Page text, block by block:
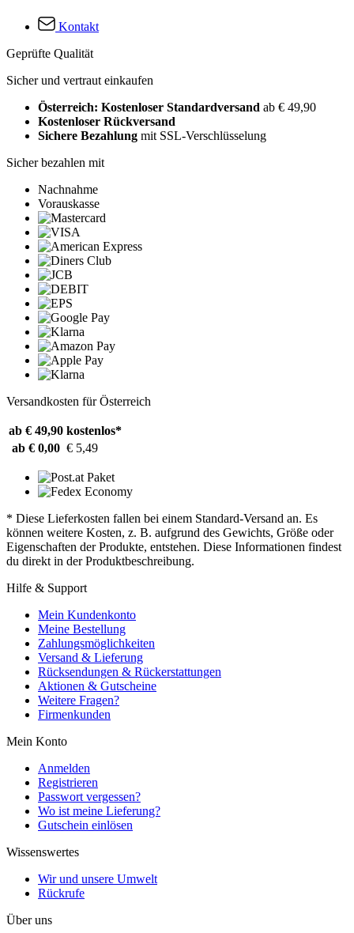
Kontakt
Geprüfte Qualität
Sicher und vertraut einkaufen
Österreich: Kostenloser Standardversand ab € 49,90
Kostenloser Rückversand
Sichere Bezahlung mit SSL-Verschlüsselung
Sicher bezahlen mit
Nachnahme
Vorauskasse
Versandkosten für Österreich
ab € 49,90 kostenlos*
ab € 0,00 € 5,49
* Diese Lieferkosten fallen bei einem Standard-Versand an. Es
können weitere Kosten, z. B. aufgrund des Gewichts, Größe oder
Eigenschaften der Produkte, entstehen. Diese Informationen findest
du direkt in der Produktbeschreibung.
Hilfe & Support
Mein Kundenkonto
Meine Bestellung
Zahlungsmöglichkeiten
Versand & Lieferung
Rücksendungen & Rückerstattungen
Aktionen & Gutscheine
Weitere Fragen?
Firmenkunden
Mein Konto
Anmelden
Registrieren
Passwort vergessen?
Wo ist meine Lieferung?
Gutschein einlösen
Wissenswertes
Wir und unsere Umwelt
Rückrufe
Über uns